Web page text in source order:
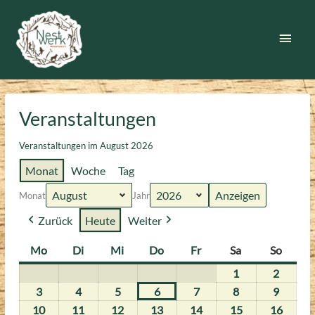
Inhalt
springen
Veranstaltungen
Veranstaltungen im August 2026
Monat Woche Tag
Monat Jahr
Zurück Heute Weiter
MoMontag
DiDienstag
Mi Mittwoch
Do Donnerstag
FrFreitagSa Samstag
So
1
August
2026
2
August
2026
33.
August
44.
August
55.
August
66.
August
77.
August
88.
August
99.
August
1010.
11 12 1313.
1414.
1515.
1616.